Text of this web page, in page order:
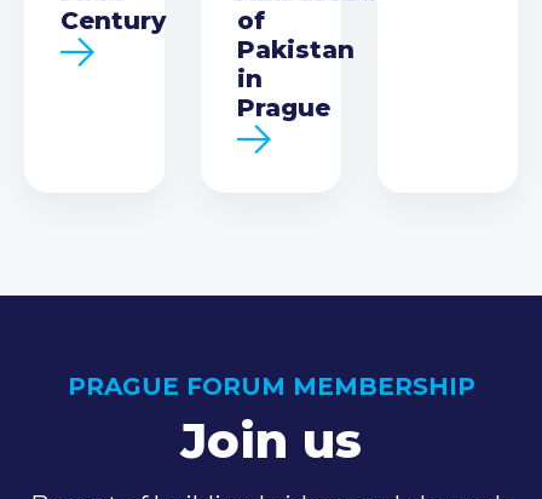
Century
of
Pakistan
in
Prague
PRAGUE FORUM MEMBERSHIP
Join us